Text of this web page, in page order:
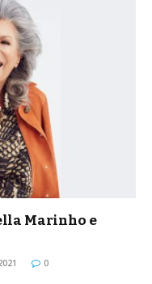
Marinho e
0